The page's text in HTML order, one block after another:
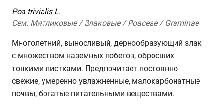
Poa trivialis L.
Сем. Мятликовые / Злаковые / Poaceae / Graminae
Многолетний, выносливый, дернообразующий злак
с множеством наземных побегов, обросших
тонкими листками. Предпочитает постоянно
свежие, умеренно увлажненные, малокарбонатные
почвы, богатые питательными веществами.